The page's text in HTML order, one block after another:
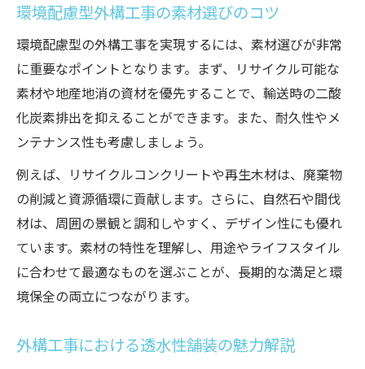
環境配慮型外構工事の素材選びのコツ
環境配慮型の外構工事を実現するには、素材選びが非常
に重要なポイントとなります。まず、リサイクル可能な
素材や地産地消の資材を優先することで、輸送時の二酸
化炭素排出を抑えることができます。また、耐久性やメ
ンテナンス性も考慮しましょう。
例えば、リサイクルコンクリートや再生木材は、廃棄物
の削減と資源循環に貢献します。さらに、自然石や間伐
材は、周囲の景観と調和しやすく、デザイン性にも優れ
ています。素材の特性を理解し、用途やライフスタイル
に合わせて最適なものを選ぶことが、長期的な満足と環
境保全の両立につながります。
外構工事における透水性舗装の魅力解説